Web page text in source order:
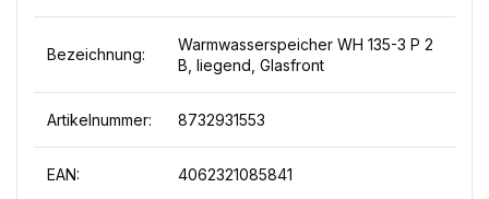
Bezeichnung:
Warmwasserspeicher WH 135-3 P 2
B, liegend, Glasfront
Artikelnummer: 8732931553
EAN: 4062321085841